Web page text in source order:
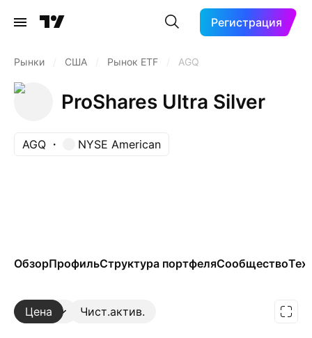
Регистрация
Рынки США Рынок ETF AGQ
ProShares Ultra Silver
AGQ NYSE American
ОбзорПрофильСтруктура портфеляСообщество
Цена Чист.актив.
Ещё